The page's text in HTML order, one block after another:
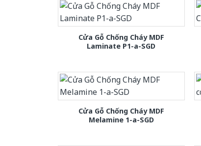
Cửa Gỗ Chống Cháy MDF
Laminate P1-a-SGD
Cửa Gỗ Chống Cháy MDF
Melamine 1-a-SGD